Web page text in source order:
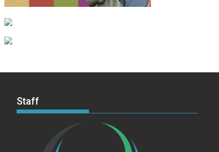
Staff